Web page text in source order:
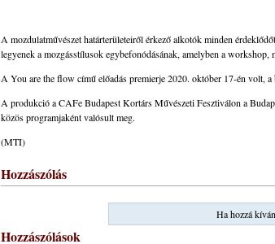
A mozdulatművészet határterületeiről érkező alkotók minden
legyenek a mozgásstílusok egybefonódásának, amelyben a
A You are the flow című előadás premierje 2020. október 17-én volt,
A produkció a CAFe Budapest Kortárs Művészeti Fesztiválon a
közös programjaként valósult meg.
(MTI)
Hozzászólás
Ha hozzá
Hozzászólások